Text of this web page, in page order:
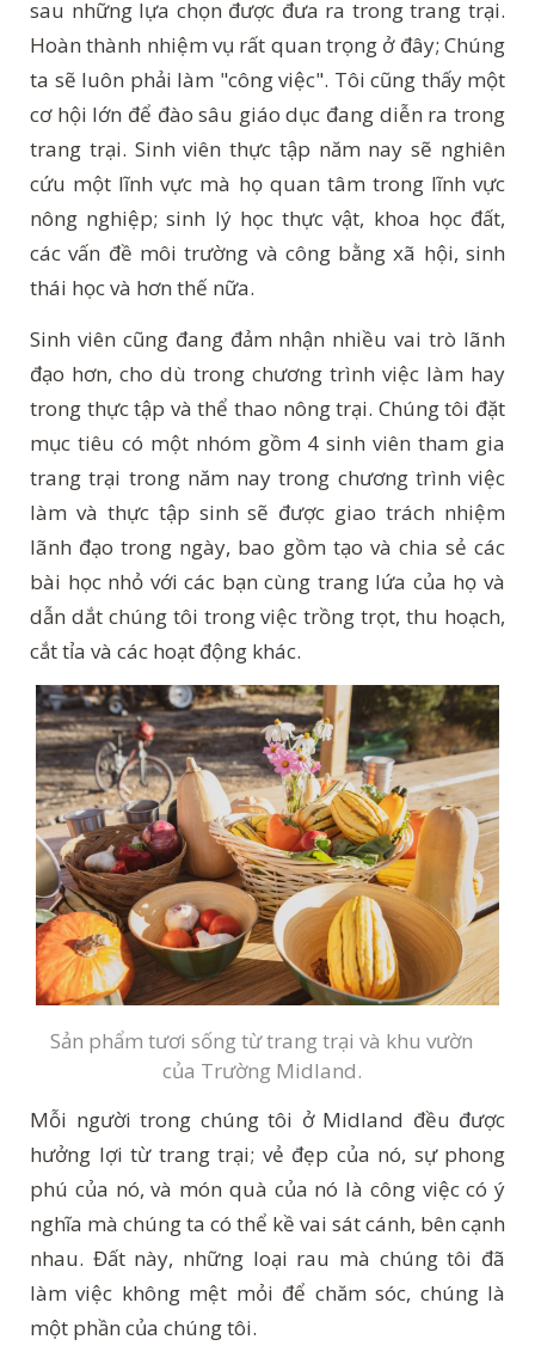
sau những lựa chọn được đưa ra trong trang trại.
Hoàn thành nhiệm vụ rất quan trọng ở đây; Chúng
ta sẽ luôn phải làm "công việc". Tôi cũng thấy một
cơ hội lớn để đào sâu giáo dục đang diễn ra trong
trang trại. Sinh viên thực tập năm nay sẽ nghiên
cứu một lĩnh vực mà họ quan tâm trong lĩnh vực
nông nghiệp; sinh lý học thực vật, khoa học đất,
các vấn đề môi trường và công bằng xã hội, sinh
thái học và hơn thế nữa.
Sinh viên cũng đang đảm nhận nhiều vai trò lãnh
đạo hơn, cho dù trong chương trình việc làm hay
trong thực tập và thể thao nông trại. Chúng tôi đặt
mục tiêu có một nhóm gồm 4 sinh viên tham gia
trang trại trong năm nay trong chương trình việc
làm và thực tập sinh sẽ được giao trách nhiệm
lãnh đạo trong ngày, bao gồm tạo và chia sẻ các
bài học nhỏ với các bạn cùng trang lứa của họ và
dẫn dắt chúng tôi trong việc trồng trọt, thu hoạch,
cắt tỉa và các hoạt động khác.
Sản phẩm tươi sống từ trang trại và khu vườn
của Trường Midland.
Mỗi người trong chúng tôi ở Midland đều được
hưởng lợi từ trang trại; vẻ đẹp của nó, sự phong
phú của nó, và món quà của nó là công việc có ý
nghĩa mà chúng ta có thể kề vai sát cánh, bên cạnh
nhau. Đất này, những loại rau mà chúng tôi đã
làm việc không mệt mỏi để chăm sóc, chúng là
một phần của chúng tôi.